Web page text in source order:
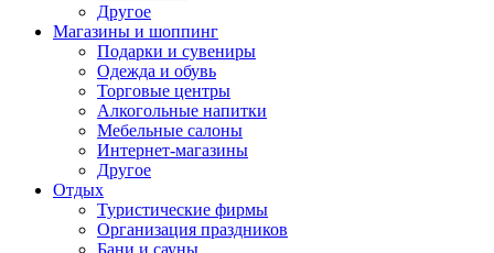
Другое
Магазины и шоппинг
Подарки и сувениры
Одежда и обувь
Торговые центры
Алкогольные напитки
Мебельные салоны
Интернет-магазины
Другое
Отдых
Туристические фирмы
Организация праздников
Бани и сауны